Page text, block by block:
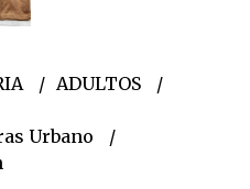
ADULTOS
Urbano